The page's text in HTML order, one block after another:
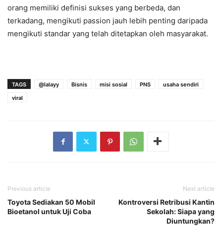
orang memiliki definisi sukses yang berbeda, dan
terkadang, mengikuti passion jauh lebih penting daripada
mengikuti standar yang telah ditetapkan oleh masyarakat.
TAGS @lalayy Bisnis misi sosial PNS
usaha sendiri
viral
Previous article
Toyota Sediakan 50 Mobil
Bioetanol untuk Uji Coba
Next article
Kontroversi Retribusi Kantin
Sekolah: Siapa yang
Diuntungkan?